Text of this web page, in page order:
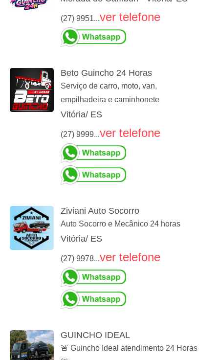
(27) 9951...ver telefone
Beto Guincho 24 Horas
Serviço de carro, moto, van,
empilhadeira e caminhonete
Vitória/ ES
(27) 9999...ver telefone
Ziviani Auto Socorro
Auto Socorro e Mecânico 24 horas
Vitória/ ES
(27) 9978...ver telefone
GUINCHO IDEAL
🚨 Guincho Ideal atendimento 24 Horas